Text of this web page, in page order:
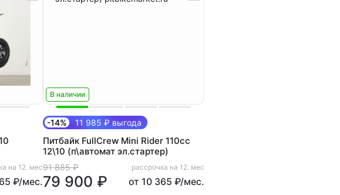
на 12. мес
₽/мес.
В наличии
-14% 11 985 ₽ выгода
Питбайк FullCrew Mini Rider 110сс
12\10 (п\автомат эл.стартер)
91 885 ₽
79 900 ₽
рассрочка на 12. мес
от 10 365 ₽/мес.